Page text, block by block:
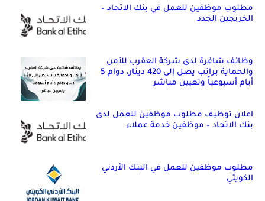
مطلوب موظفين للعمل في بنك الاتحاد –
الخريجين الجدد
وظائف شاغرة لدى شركة العقرب للأمن
والحماية براتب يصل إلى 420 دينار، دوام 5
أيام أسبوعياً وتعيين مباشر
اعلان توظيف مطلوب موظفين للعمل لدى
بنك الاتحاد – موظفين خدمة عملاء
مطلوب موظفين للعمل في البنك الأردني
الكويتي